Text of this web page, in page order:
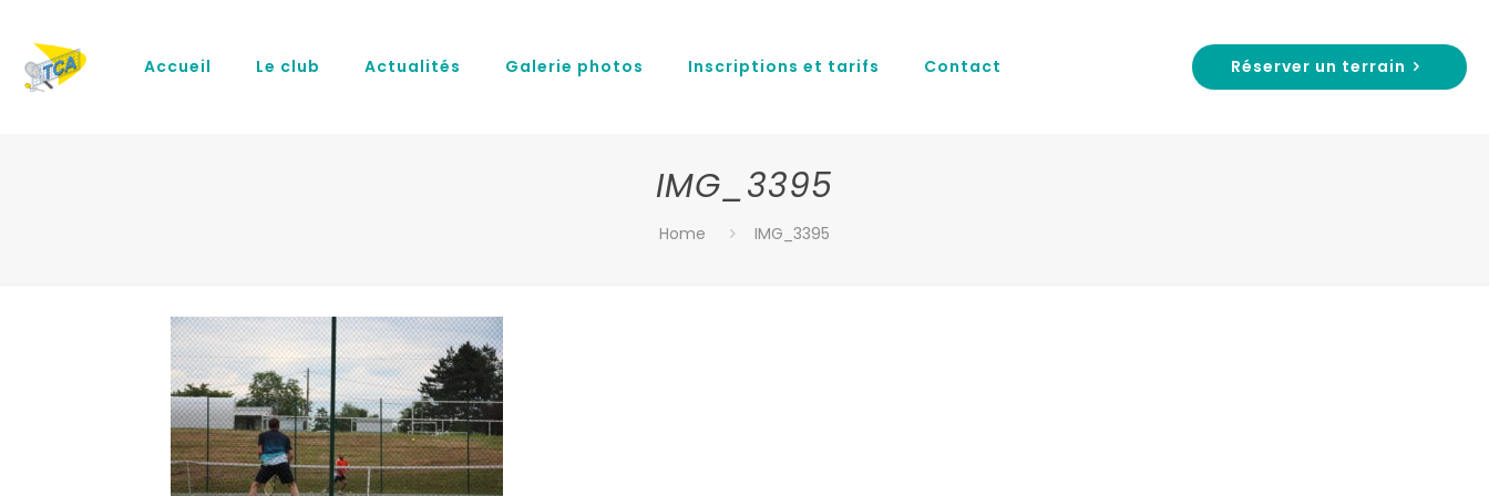
Accueil Le club Actualités Galerie photos Inscriptions et tarifs Contact Réserver un terrain
IMG_3395
Home IMG_3395